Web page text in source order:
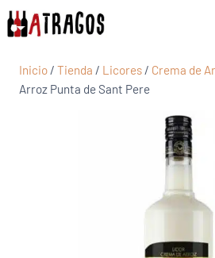
Inicio / Tienda / Licores / Crema de
Arroz Punta de Sant Pere